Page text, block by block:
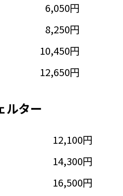
6,050円
8,250円
10,450円
12,650円
ルター
12,100円
14,300円
16,500円